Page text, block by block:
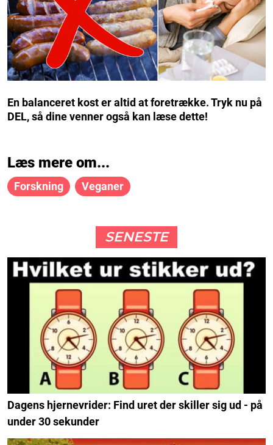
En balanceret kost er altid at foretrække. Tryk nu på
DEL, så dine venner også kan læse dette!
Læs mere om...
Forskning Veganer
SENESTE
Dagens hjernevrider: Find uret der skiller sig ud - på
under 30 sekunder